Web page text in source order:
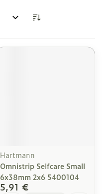
Hartmann
Omnistrip Selfcare Small
6x38mm 2x6 5400104
5,91 €